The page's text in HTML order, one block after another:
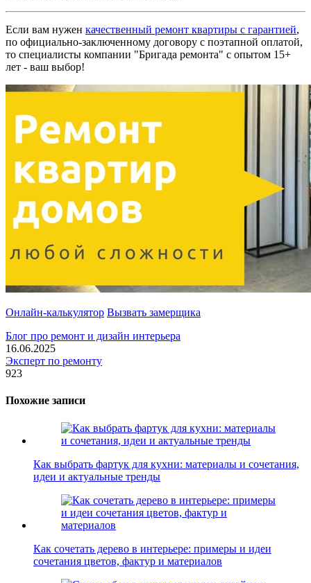
Если вам нужен качественный ремонт квартиры с гарантией,
по официально-заключенному договору с поэтапной оплатой,
то специалисты компании "Бригада ремонта" с опытом 15+
лет - ваш выбор!
Онлайн-калькулятор Вызвать замерщика
Блог про ремонт и дизайн интерьера
16.06.2025
Эксперт по ремонту
923
Похожие записи
Как выбрать фартук для кухни: материалы и сочетания,
идеи и актуальные тренды
Как сочетать дерево в интерьере: примеры и идеи
сочетания цветов, фактур и материалов